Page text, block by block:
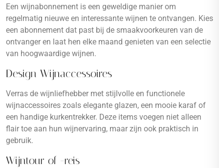
Een wijnabonnement is een geweldige manier om
regelmatig nieuwe en interessante wijnen te ontvangen. Kies
een abonnement dat past bij de smaakvoorkeuren van de
ontvanger en laat hen elke maand genieten van een selectie
van hoogwaardige wijnen.
Design Wijnaccessoires
Verras de wijnliefhebber met stijlvolle en functionele
wijnaccessoires zoals elegante glazen, een mooie karaf of
een handige kurkentrekker. Deze items voegen niet alleen
flair toe aan hun wijnervaring, maar zijn ook praktisch in
gebruik.
Wijntour of -reis